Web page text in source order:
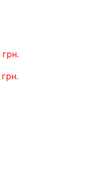
грн.
грн.